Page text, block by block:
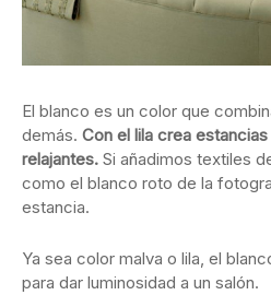
El blanco es un color que
demás. Con el lila crea
relajantes. Si añadimos textiles
como el blanco roto de la
estancia.
Ya sea color malva o lila, el
para dar luminosidad a un salón.